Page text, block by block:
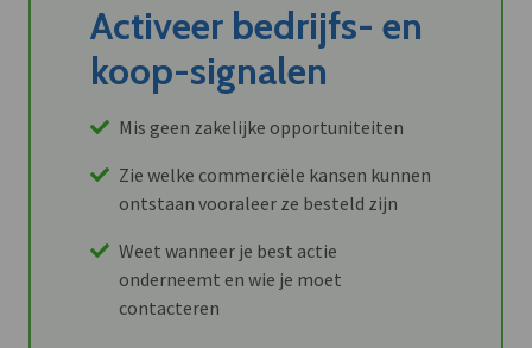
Activeer bedrijfs- en
koop-signalen
Mis geen zakelijke opportuniteiten
Zie welke commerciële kansen kunnen
ontstaan vooraleer ze besteld zijn
Weet wanneer je best actie
onderneemt en wie je moet
contacteren